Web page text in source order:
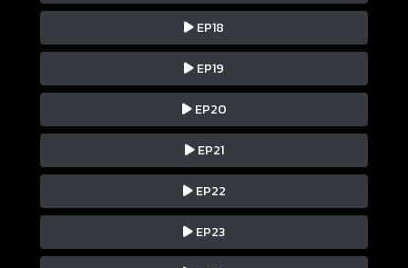
EP18
EP19
EP20
EP21
EP22
EP23